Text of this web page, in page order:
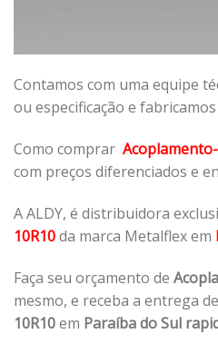
Contamos com uma equipe
ou especificação e
Como comprar
com preços diferenciados e
A ALDY, é distribuidora
10R10da marca Metalflex em
Faça seu orçamento de
mesmo, e receba a entrega de
10R10em Paraíba do Sul